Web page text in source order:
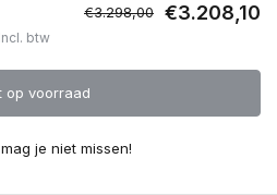
€3.298,00 €3.208,10
Incl. btw
op voorraad
je niet missen!